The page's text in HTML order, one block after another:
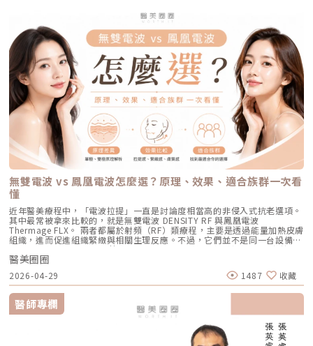
幅萎縮皮脂腺，把出油量降到極低，讓長痘痘的機率降到最低。但人體是有
自我修復機制的，經過數年後，部分皮脂腺可能會慢慢恢復部分功能。此
外，極端的壓力、嚴重的賀爾蒙失調依然可能引發零星的痘痘。但整體來
說，膚況絕對會比治療前穩定非常多。許多人會選擇在 1 到 2 年後，將
AviClear 作為年度的「控油進廠保養」來施打一次。Q5：打完 AviClear 後
有修復期嗎？該怎麼保養？A：由於屬於「非侵入性」的安全療程，術後皮
膚最多只會有輕微的泛紅，通常在幾個小時到一天內就會自然消退，完全不
影響日常上班上課。術後的保養也非常簡單：只要做好「基礎保濕」與「確
實防曬」，並在術後一週內暫停使用美白、酸類或去角質等刺激性產品即
可。對於忙碌的現代人來說，是非常友善的午休醫美選擇。拿回肌膚的主導
權，抗痘不再是一場苦戰青春痘從來就不只是一個表面的皮膚問題，它更深
刻地牽動著個人的自信心與社交生活。過去，嚴重痘痘肌患者往往陷入兩
難：任憑痘痘反覆肆虐，或是無奈忍受口服藥物的強烈副作用。隨著 2026
年新一代抗痘武器AviClear 戰痘雷射（1726nm）問世，無疑為醫學美容界
與深受痘痘困擾的患者，提供了一個全新、安全且具備極長效性的無藥物解
答。它成功將抗痘戰場，從伴隨負擔的全身性藥物代謝，精準轉移至局部的
皮脂腺控制，從源頭阻斷致痘環境。如果你也厭倦了反覆擦藥、吃藥的無盡
輪迴，渴望重新擁有一張清爽、穩定、不易泛油光的健康臉龐，建議尋求專
業醫師進行完整的膚況評估。透過精準的雷射療程規劃，為自己預約一個遠
離痘疤與油光的全新未來！
波 Exion、無限電波 Potenza）原理：結合了「微針」與「電波（RF）」
雙重優勢。透過極細的微針穿透表皮，在到達真皮層特定深度時瞬間釋放電
波熱能。這不僅能刺激膠原蛋白與彈力蛋白重組（改善老化型毛孔），微針
的物理性破壞與電波熱能，還能破壞過度活躍的皮脂腺（改善出油型毛
孔）。適合誰：混合型毛孔（又油又鬆弛）、肝斑體質不適合打高能量雷射
者、想全面提升膚質緊緻度的人。效果與特色：因為熱能在皮膚深層釋放，
表皮的熱傷害極小，退紅快（通常隔天即可上妝）。對於膚質的「整體優
化」有非常亮眼的表現。5. 物理性微創重建：得美微針筆（Dermapen）原
理：透過儀器上極細微的針頭，在肌膚表層每秒創造出1,920的微小穿刺通
道。這種「微破壞」能直接啟動肌膚天然的傷口癒合機制，刺激膠原蛋白與
彈力蛋白增生。更棒的是，這些微通道能像海綿一樣，大幅提升後續保養精
華（如生長因子、高濃度玻尿酸）的吸收率，達到加乘的養膚效果。適合族
群：老化型毛孔、淺層凹洞型毛孔、膚質粗糙者，以及對部分能量型療程較
為敏感、希望降低反黑風險的族群（實際仍需由醫師評估）。效果與特色：
因為沒有雷射或電波的「熱傷害」，所以術後照顧相對簡單，反黑機率極
低。做完後通常會有 1~3 天的微泛紅，能溫和改善膚質與毛孔細緻度的新
興療程。醫美療程怎麼選？重點大評比為了讓你更清楚怎麼挑選，我們整理
了五大主力療程的比較表：療程後的關鍵：醫美術後保養黃金法則許多人投
入療程本身，卻忽略術後照護的重要性，可能影響修復效果，甚至增加色素
沉澱風險。掌握以下三大原則，有助於穩定膚況並延續療程效果：1. 加強保
濕修護雷射或電波療程後，肌膚屏障暫時較為脆弱，容易出現乾燥與水分流
失。建議選擇成分單純、無香精與酒精的保濕與修護產品（如玻尿酸、神經
醯胺），協助維持肌膚修復所需的穩定環境。2. 落實防曬措施術後肌膚對紫
外線較為敏感，建議使用足夠防曬係數（如 SPF30–50 以上），並搭配帽
子、陽傘等物理性防曬，以降低色素沉澱的風險。3. 避免刺激性保養於恢復
期間內，應暫停使用酸類（如果酸、水楊酸）、A醇、去角質及高刺激性美
白產品。實際恢復時間會依療程種類與個人膚況不同，建議依照醫師指示逐
步恢復日常保養。毛孔粗大常見問題Q&A Q1：做完醫美，毛孔就可以「完
全消失」嗎？ 這是不切實際的期望喔！毛孔是皮膚正常的生理結構，不可
能完全消失不見。醫美療程的目標是讓變大、變形毛孔「縮小、變淺」，讓
肌膚在視覺上達到平滑、細緻的效果，也就是俗稱的「水煮蛋肌」狀態。
Q2：打雷射縮毛孔，皮膚會不會越打越薄？ 正確的雷射治療不但不會讓皮
膚變薄，反而會因為刺激真皮層膠原蛋白新生，讓肌膚變得更厚實、更有彈
性！但前提是「間隔時間要充足」且「能量掌控得當」，過度頻繁的施打才
術，不只是把能量打在斑點上，而是以更科學、更安全的方式處理色素問
題。AutoDerm 智慧影像分析系統在正式治療前，系統會先掃描肌膚，辨識
每一處斑點的分布、深度與範圍。這讓醫師不再只依賴肉眼判斷，而是能透
過影像資訊調整能量，讓治療更客製化、也更一致。對於斑點多、深淺不一
或分布不規則的人來說，這項技術能有效提升治療的精準度。CPTL 超冷卻
保護除斑過程中最令人擔心的副作用之一，就是因熱能過高造成紅腫、脫
皮，甚至反黑。CPTL 的作用是在雷射擊發的同時迅速降溫，使肌膚保持在
低溫狀態，避免熱能向周圍擴散。皮膚被冷保護包覆後，不僅治療時更舒
適，也能減少後續的發炎反應，讓整體修復期縮短許多。VSLS色素冷剝離
技術在 532 奈米波長下，Reepot 的能量並非以高熱燒灼黑色素，而是以機
械式的震動作用使色素顆粒鬆動、分離，再交由身體自然代謝。這項機制能
同時保護真皮層的血管結構，減少對健康組織的影響，讓整個治療更溫和，
也降低出現過度刺激或色素反應的可能性。透過這三項核心技術的搭配，
Reepot 不只是單純「把斑點打掉」，而是以更安全、更穩定的方式改善色
素問題，也更符合現代人對於恢復期短、風險低的期待。Reepot 為何能將
斑點一撕即除？人工皮代謝讓改善更有感為什麼 Reepot 能做到治療後「撕
除人工皮時同步帶走斑點」？這與它的能量作用與術後設計密切相關。
Reepot 透過 532 nm 能量搭配冷剝離技術，使表層黑色素逐漸被帶向角質
層；治療後覆蓋的人工皮則提供穩定、封閉式的修復環境，讓色素在代謝期
間被更完整地固定在表皮。當人工皮在回診時由專業人員取下，老化角質連
同部分色素會一併脫落，因此能呈現出「一撕即除」的改善效果。以冷卻保
護與機械式震動相結合的方式，讓斑點代謝更有感，也讓治療成果更直觀。
誰適合做 Reepot？讓你一眼就能找到自己的定位Reepot 特別適合以下肌
膚需求： 曬斑、雀斑、老人斑、顴骨母斑 膚色暗沉不均，看起來不夠乾淨
或偏敏感，不敢嘗試侵略性太高的治療Reepot AI時光雷射的效果：一次能
改善什麼？以下為臨床上常見改善情況（效果因個人皮膚而異）： 斑點淡
化明顯 膚色提亮、均勻度提升 老人斑變淡、邊界變柔和 妝感變乾淨，妝更
貼更亮 肌膚質地有細緻感Reepot 術後恢復期與照護指南Reepot 最大優勢
之一就是修復期短。常見反應淡淡泛紅：1–3 天斑點結痂／色素加深：3–7
天代謝期：1–2 週術前事項1. 治療部位若有傷口、感染或過敏發炎需等肌膚
恢復後再施作。2. 有心律調節器、光敏感或慢性疾病者需由醫師評估安全
性。3. 孕婦、哺乳者與近期使用光敏藥物者不建議進行光電療程。4. 三個
月內做過深層換膚或磨皮者需與醫師確認治療時機。5. 術前請避免日曬並停
拉提使用的是 RF 射頻能量。RF 是 Radiofrequency 的縮寫。原理是透過
射頻能量在皮膚組織中產生熱能，讓膠原蛋白受熱收縮，並啟動後續的膠原
蛋白新生與重組。很多人一聽到「加熱」會覺得很抽象，電波不是只打一個
點，而是讓一段皮膚組織被均勻加熱。當皮膚裡的膠原纖維遇到適當熱能，
就像鬆掉的彈力網被重新收緊，視覺上會有比較緊、平整的感覺。所以電波
常見的效果感受包括：皮膚變緊、細紋變淡、毛孔視覺變細緻、臉部鬆弛感
改善、膚質變得比較平滑。也因為電波比較強調「皮膚緊緻」和「膚質改
善」，所以如果困擾的是臉看起來鬆鬆的、眼周或嘴邊有細紋、臉頰摸起來
不夠緊實，電波通常會是可以評估的方向。但要注意，電波不是做完就立刻
變成另一張臉。效果通常會分成兩個階段：一部分人會先感覺皮膚有收緊
感，後續則會隨著膠原蛋白慢慢新生，讓緊緻度逐漸出現。音波是什麼？重
點在聚焦超音波與深層拉提音波拉提使用的是 聚焦式超音波能量，常見名
稱包含 HIFU、MFU 或 MFU-V。它的特色是可以把能量聚焦到皮膚深層，形
成一個個熱凝結點，刺激組織收縮與膠原蛋白新生。部分音波療程可透過不
同深度探頭，將能量作用到接近深層支撐結構的位置，例如常被討論的
SMAS 筋膜層。SMAS 是臉部支撐結構的一部分，傳統拉皮手術也會處理這
個層次。音波的概念，就是透過非侵入式方式，把能量送到較深層的支撐結
構，幫助輪廓往上拉。所以音波常見的效果感受包括：下顎線變清楚、嘴邊
肉改善、臉部線條變順、雙下巴或下半臉鬆垂感變少。如果你的困擾不是細
紋，而是「臉往下掉」、「輪廓線越來越模糊」、「拍照時下半臉變重」，
音波通常會比電波更貼近你的需求。不過音波也不是越深越好、越痛越有
效。不同部位需要不同探頭、不同深度與不同發數，醫師必須依照臉型、脂
肪厚度、骨架與皮膚狀況去規劃。打錯層次、能量過高或發數不合適，都可
能影響效果與安全性。電波、音波、傳統拉皮手術差異表 項目 電波拉提 音
波拉提 傳統拉皮手術 療程原理 使用RF射頻能量，透過熱能刺激膠原蛋白收
縮與新生 使用聚焦式超音波能量，將熱能聚焦到特定深度，刺激組織收縮
與膠原蛋白新生 透過外科手術方式，移除多餘皮膚，並重新拉提、固定鬆
弛組織 作用方向 偏向皮膚緊緻、細紋、膚質與鬆弛感改善 偏向深層支撐、
輪廓拉提、下顎線與嘴邊肉改善 偏向明顯鬆弛、下垂組織與多餘皮膚的結
構性改善 常見作用層次 真皮層、皮下組織，依儀器與能量設定不同 真皮
層、皮下組織、筋膜層等不同深度，依探頭與機型不同 皮膚、皮下組織、
無雙電波 vs 鳳凰電波怎麼選？原理、效果、適合族群一次看
懂
近年醫美療程中，「電波拉提」一直是討論度相當高的非侵入式抗老選項。
其中最常被拿來比較的，就是無雙電波 DENSITY RF 與鳳凰電波
Thermage FLX。 兩者都屬於射頻（RF）類療程，主要是透過能量加熱皮膚
組織，進而促進組織緊緻與相關生理反應。不過，它們並不是同一台設備，
也不只是名稱不同而已。 簡單來說： 鳳凰電波較常被用於輪廓緊緻與拉提
需求，屬於單極射頻應用的代表療程； 無雙電波則為結合單極與雙極射頻
的複合式電波療程，常被用於同時兼顧緊緻與膚質改善。 根據原廠資料，
Thermage 為非侵入式射頻療程，可應用於肌膚緊緻與平滑需求；而
DENSITY 則採用單極與雙極射頻能量，可作用於不同皮膚層次。 這也是為
什麼許多人在選擇療程時會產生疑問： 我需要的是「輪廓拉提」，還是
「膚質細緻」？ 我適合鳳凰電波，還是無雙電波？ 兩者是否可以搭配施
作？ 以下將用較好理解的方式，帶你一次釐清兩者差異。什麼是鳳凰電波
Thermage FLX？鳳凰電波的正式名稱是 Thermage FLX，為台灣索塔
SoltaTaiwan Limited旗下的射頻設備。根據台灣原廠資料，Thermage
醫美圈圈
2026-04-29 1487 收藏
醫師專欄